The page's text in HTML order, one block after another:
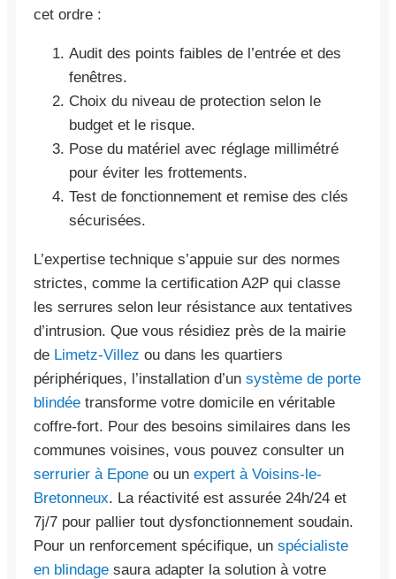
cet ordre :
Audit des points faibles de l’entrée et des
fenêtres.
Choix du niveau de protection selon le
budget et le risque.
Pose du matériel avec réglage millimétré
pour éviter les frottements.
Test de fonctionnement et remise des clés
sécurisées.
L’expertise technique s’appuie sur des normes
strictes, comme la certification A2P qui classe
les serrures selon leur résistance aux tentatives
d’intrusion. Que vous résidiez près de la mairie
de Limetz-Villez ou dans les quartiers
périphériques, l’installation d’un système de porte
blindée transforme votre domicile en véritable
coffre-fort. Pour des besoins similaires dans les
communes voisines, vous pouvez consulter un
serrurier à Epone ou un expert à Voisins-le-
Bretonneux. La réactivité est assurée 24h/24 et
7j/7 pour pallier tout dysfonctionnement soudain.
Pour un renforcement spécifique, un spécialiste
en blindage saura adapter la solution à votre